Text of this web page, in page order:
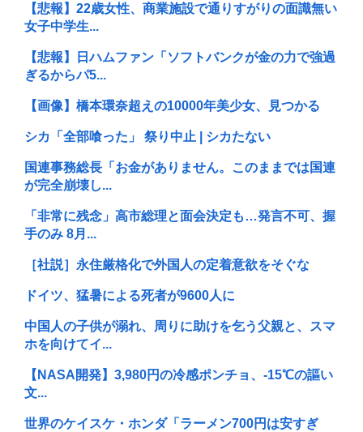
【悲報】22歳女性、商業施設で通りすがりの面識無い
女子中学生...
【悲報】日ハムファン「ソフトバンクが金の力で強過
ぎるからパ5...
【画像】橋本環奈超えの10000年美少女、見つかる
シカ「全部喰った」 祭り中止 | シカたない
国連事務総長「お金がありません。このままでは国連
が完全崩壊し...
「非常に残念」高市総理と面会決定も…発言不可、握
手のみ 8月...
［社説］永住厳格化で外国人の定着意欲をそぐな
ドイツ、猛暑による死者が9600人に
中国人の子供が溺れ、周りに助けを乞う父親と、スマ
ホを向けてイ...
【NASA開発】3,980円の冷感ポンチョ、-15℃の謳い
文...
世界のケイスケ・ホンダ「ラーメン700円は安すぎ